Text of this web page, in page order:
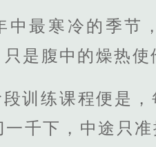
中最寒冷的季节
是腹中的燥热使
训练课程便是
千下，中途只